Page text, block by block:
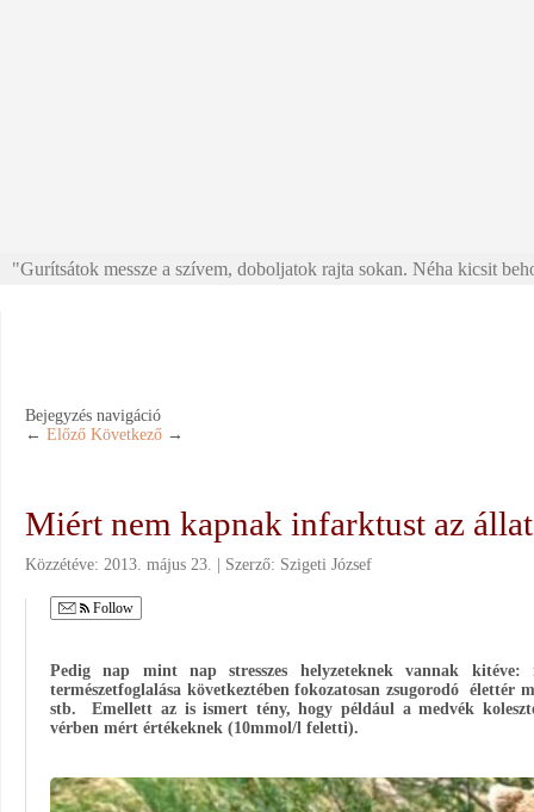
"Gurítsátok messze a szívem, doboljatok rajta sokan. Néha kicsit
Bejegyzés navigáció
← Előző Következő →
Miért nem kapnak infarktust az
Közzétéve: 2013. május 23. Szerző: Szigeti József
Follow
Pedig nap mint nap stresszes helyzeteknek vannak kitéve:
természetfoglalása következtében fokozatosan zsugorodó élettér
stb. Emellett az is ismert tény, hogy például a medvék
vérben mért értékeknek (10mmol/l feletti).